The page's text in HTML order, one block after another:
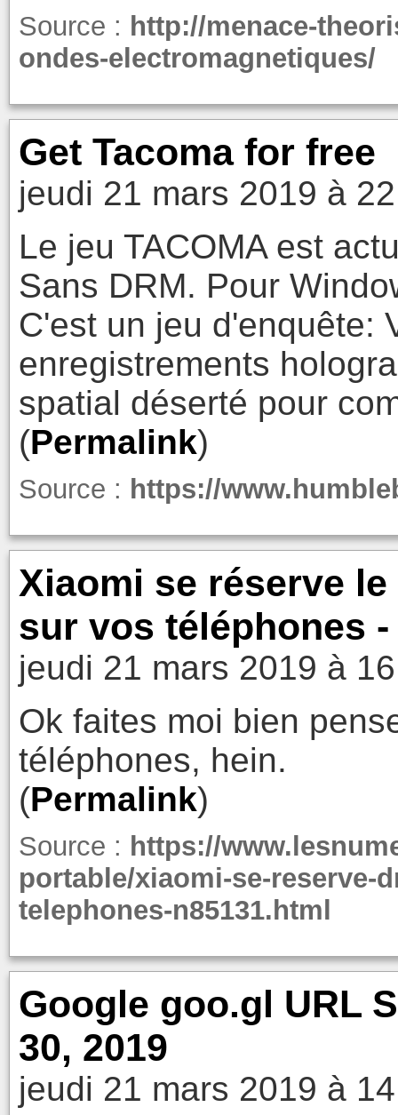
Source : http://menace-
ondes-electromagnetiques/
Get Tacoma for free
jeudi 21 mars 2019 à
Le jeu TACOMA est
Sans DRM. Pour
C'est un jeu d'enquête:
enregistrements
spatial déserté pour
(Permalink)
Source : https://
Xiaomi se réserve
sur vos téléphones
jeudi 21 mars 2019 à
Ok faites moi bien
téléphones, hein.
(Permalink)
Source : https://
portable/xiaomi-se-reserve-
telephones-n85131.html
Google goo.gl URL
30, 2019
jeudi 21 mars 2019 à